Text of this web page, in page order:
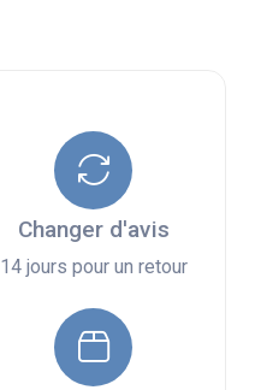
Changer d'avis
14 jours pour un retour